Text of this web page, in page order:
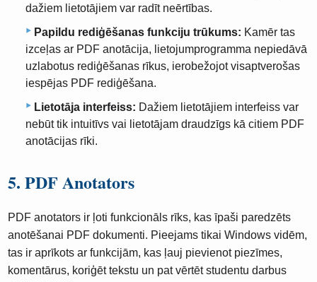
dažiem lietotājiem var radīt neērtības.
Papildu rediģēšanas funkciju trūkums: Kamēr tas
izceļas ar PDF anotācija, lietojumprogramma nepiedāvā
uzlabotus rediģēšanas rīkus, ierobežojot visaptverošas
iespējas PDF rediģēšana.
Lietotāja interfeiss: Dažiem lietotājiem interfeiss var
nebūt tik intuitīvs vai lietotājam draudzīgs kā citiem PDF
anotācijas rīki.
5. PDF Anotators
PDF anotators ir ļoti funkcionāls rīks, kas īpaši paredzēts
anotēšanai PDF dokumenti. Pieejams tikai Windows vidēm,
tas ir aprīkots ar funkcijām, kas ļauj pievienot piezīmes,
komentārus, koriģēt tekstu un pat vērtēt studentu darbus